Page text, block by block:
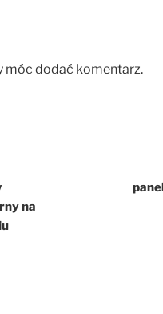
móc dodać komentarz.
na